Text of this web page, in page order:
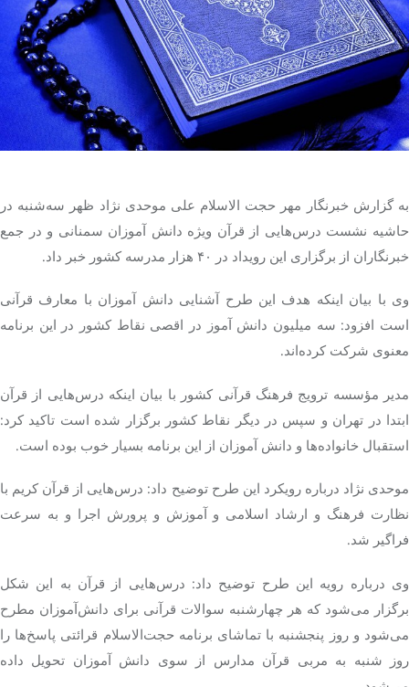
تک کده
پایگاه خبری آبان
خرید موتور ایمپلنت
به گزارش خبرنگار مهر حجت الاسلام علی موحدی نژاد ظهر سه‌شنبه در
حاشیه نشست درس‌هایی از قرآن ویژه دانش آموزان سمنانی و در جمع
خبرنگاران از برگزاری این رویداد در ۴۰ هزار مدرسه کشور خبر داد.
وی با بیان اینکه هدف این طرح آشنایی دانش آموزان با معارف قرآنی
است افزود: سه میلیون دانش آموز در اقصی نقاط کشور در این برنامه
معنوی شرکت کرده‌اند.
مدیر مؤسسه ترویج فرهنگ قرآنی کشور با بیان اینکه درس‌هایی از قرآن
ابتدا در تهران و سپس در دیگر نقاط کشور برگزار شده است تاکید کرد:
استقبال خانواده‌ها و دانش آموزان از این برنامه بسیار خوب بوده است.
موحدی نژاد درباره رویکرد این طرح توضیح داد: درس‌هایی از قرآن کریم با
نظارت فرهنگ و ارشاد اسلامی و آموزش و پرورش اجرا و به سرعت
فراگیر شد.
وی درباره رویه این طرح توضیح داد: درس‌هایی از قرآن به این شکل
برگزار می‌شود که هر چهارشنبه سوالات قرآنی برای دانش‌آموزان مطرح
می‌شود و روز پنجشنبه با تماشای برنامه حجت‌الاسلام قرائتی پاسخ‌ها را
روز شنبه به مربی قرآن مدارس از سوی دانش آموزان تحویل داده